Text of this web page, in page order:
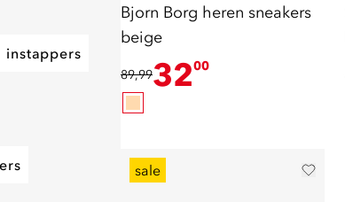
instappers
Bjorn Borg heren sneakers
beige
89,993200
sale